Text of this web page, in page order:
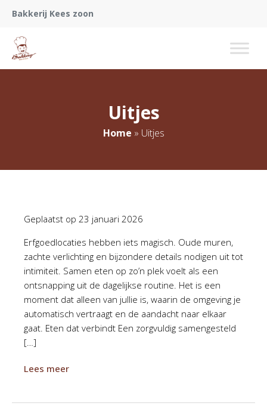
Bakkerij Kees zoon
Uitjes
Home » Uitjes
Geplaatst op 23 januari 2026
Erfgoedlocaties hebben iets magisch. Oude muren,
zachte verlichting en bijzondere details nodigen uit tot
intimiteit. Samen eten op zo’n plek voelt als een
ontsnapping uit de dagelijkse routine. Het is een
moment dat alleen van jullie is, waarin de omgeving je
automatisch vertraagt en de aandacht naar elkaar
gaat. Eten dat verbindt Een zorgvuldig samengesteld
[…]
Lees meer